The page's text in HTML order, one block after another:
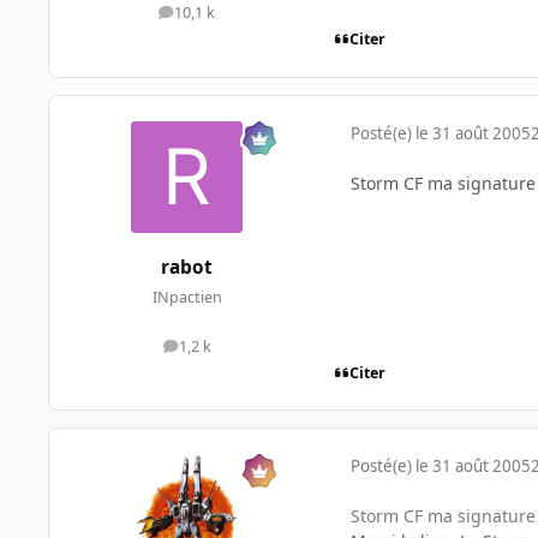
10,1 k
messages
Citer
rabot
INpactien
1,2 k
messages
Posté(e) le 31 août 2005
Storm CF ma signature
Citer
Posté(e) le 31 août 2005
Storm CF ma signature